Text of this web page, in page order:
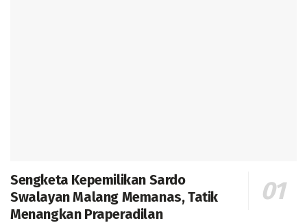
Sengketa Kepemilikan Sardo
Swalayan Malang Memanas, Tatik
Menangkan Praperadilan